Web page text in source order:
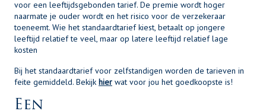
voor een leeftijdsgebonden tarief. De premie wordt hoger
naarmate je ouder wordt en het risico voor de verzekeraar
toeneemt. Wie het standaardtarief kiest, betaalt op jongere
leeftijd relatief te veel, maar op latere leeftijd relatief lage
kosten
Bij het standaardtarief voor zelfstandigen worden de tarieven in
feite gemiddeld. Bekijk hier wat voor jou het goedkoopste is!
Een